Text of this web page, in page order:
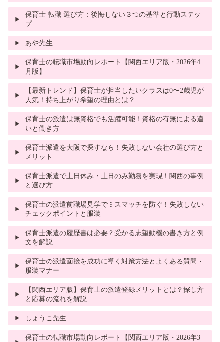
保育士 転職 選び方：後悔しない３つの基準と行動ステッ
プ
あや先生
保育士の転職市場動向レポート【関西エリア版・2026年4
月版】
【最新トレンド】保育士が担当したいクラスは0〜2歳児が
人気！持ち上がり希望の理由とは？
保育士の派遣は無資格でも活躍可能！資格の有無による違
いと働き方
保育士派遣を大阪で探すなら！失敗しない会社の選び方と
メリット
保育士派遣で土日休み・土日のみ勤務を実現！関西の事例
と選び方
保育士の派遣前職場見学でミスマッチを防ぐ！失敗しない
チェックポイントと服装
保育士派遣の履歴書は必要？受かる志望動機の書き方と例
文を解説
保育士の派遣面接を成功に導く対策方法とよくある質問・
服装マナー
【関西エリア版】保育士の派遣登録メリットとは？探し方
と応募の流れを解説
しょうこ先生
保育士の転職市場動向レポート【関西エリア版・2026年3